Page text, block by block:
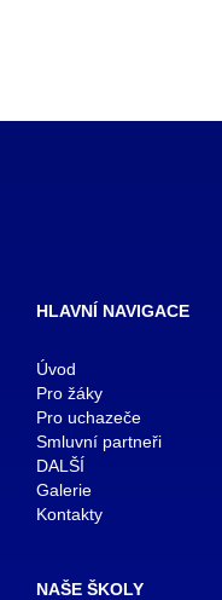
HLAVNÍ NAVIGACE
Úvod
Pro žáky
Pro uchazeče
Smluvní partneři
DALŠÍ
Galerie
Kontakty
NAŠE ŠKOLY